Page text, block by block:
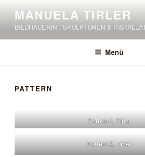
springen
MANUELA TIRLER
BILDHAUERIN . SKULPTUREN &
Menü
PATTERN
Pattern I, Tirler
Pattern 2, Tirler